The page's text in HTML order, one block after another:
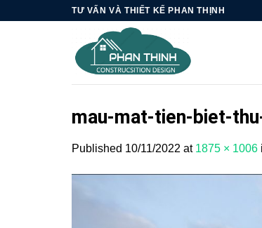
TƯ VẤN VÀ THIẾT KẾ PHAN THỊNH
mau-mat-tien-biet-
Published 10/11/2022 at 1875 × 1006